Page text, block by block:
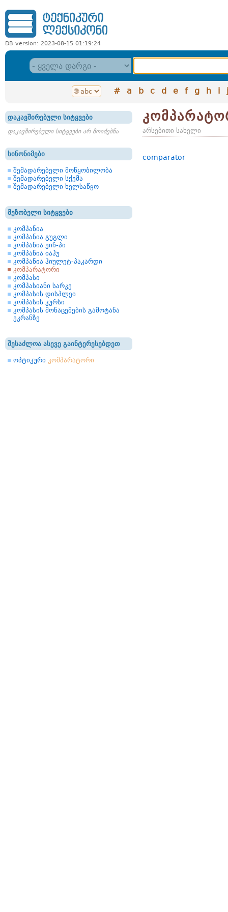
DB version: 2023-08-15 01:19:24
# a b c d e f g h i j
დაკავშირებული სიტყვები
დაკავშირებული სიტყვები არ მოიძებნა
სინონიმები
შემადარებელი მოწყობილობა
შემადარებელი სქემა
შემადარებელი ხელსაწყო
მეზობელი სიტყვები
კომპანია
კომპანია გუგლი
კომპანია ეიჩ-პი
კომპანია იაჰუ
კომპანია ჰიულეტ-პაკარდი
კომპარატორი
კომპასი
კომპასიანი სარკე
კომპასის დისპლეი
კომპასის კურსი
კომპასის მონაცემების გამოტანა
ეკრანზე
შესაძლოა ასევე გაინტერესებდეთ
ოპტიკური კომპარატორი
არსებითი სახელი
comparator